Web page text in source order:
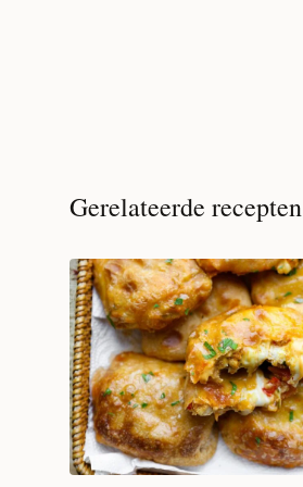
Gerelateerde recepten